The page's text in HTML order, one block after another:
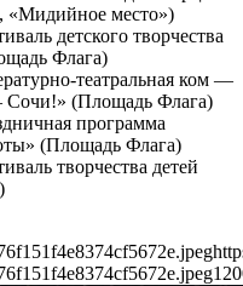
«Мидийное место»)
детского творчества
Флага)
театральная ком —
Сочи!» (Площадь Флага)
программа
(Площадь Флага)
творчества детей